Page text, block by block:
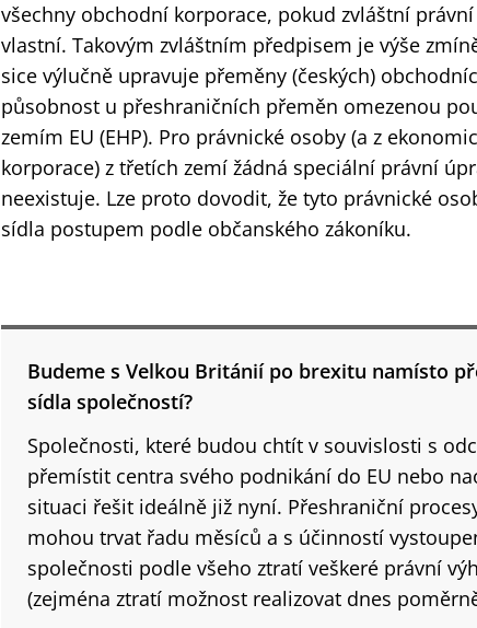
všechny obchodní korporace, pokud zvláštní
vlastní. Takovým zvláštním předpisem je výše
sice výlučně upravuje přeměny (českých)
působnost u přeshraničních přeměn omezenou
zemím EU (EHP). Pro právnické osoby (a z
korporace) z třetích zemí žádná speciální právní
neexistuje. Lze proto dovodit, že tyto právnické
sídla postupem podle občanského zákoníku.
Budeme s Velkou Británií po brexitu namísto
sídla společností?
Společnosti, které budou chtít v souvislosti s
přemístit centra svého podnikání do EU nebo
situaci řešit ideálně již nyní. Přeshraniční
mohou trvat řadu měsíců a s účinností
společnosti podle všeho ztratí veškeré právní
(zejména ztratí možnost realizovat dnes